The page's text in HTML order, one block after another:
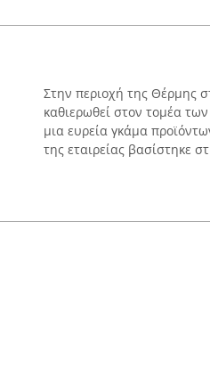
Στην περιοχή της Θέρμης
καθιερωθεί στον τομέα
μια ευρεία γκάμα
της εταιρείας βασίστηκε